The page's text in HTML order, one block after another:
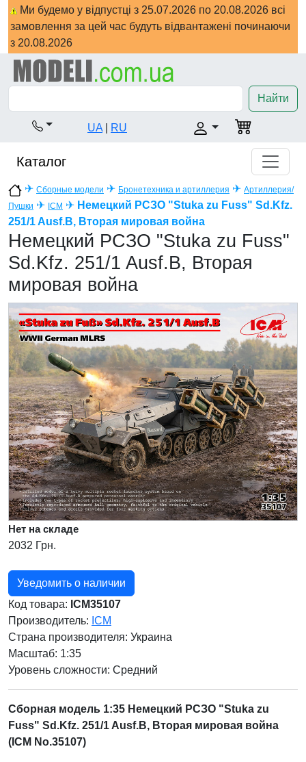
Ми будемо у відпустці з 25.07.2026 по 20.08.2026 всі
замовлення за цей час будуть відвантажені починаючи
з 20.08.2026
Найти
UA RU
Каталог
✈ Сборные модели ✈ Бронетехника и артиллерия ✈ Артиллерия/
Пушки ✈ ICM ✈ Немецкий РСЗО "Stuka zu Fuss" Sd.Kfz.
251/1 Ausf.B, Вторая мировая война
Немецкий РСЗО "Stuka zu Fuss"
Sd.Kfz. 251/1 Ausf.B, Вторая
мировая война
Нет на складе
2032 Грн.
Уведомить о наличии
Код товара: ICM35107
Производитель: ICM
Страна производителя: Украина
Масштаб: 1:35
Уровень сложности: Cредний
Сборная модель 1:35 Немецкий РСЗО "Stuka zu
Fuss" Sd.Kfz. 251/1 Ausf.B, Вторая мировая война
(ICM No.35107)